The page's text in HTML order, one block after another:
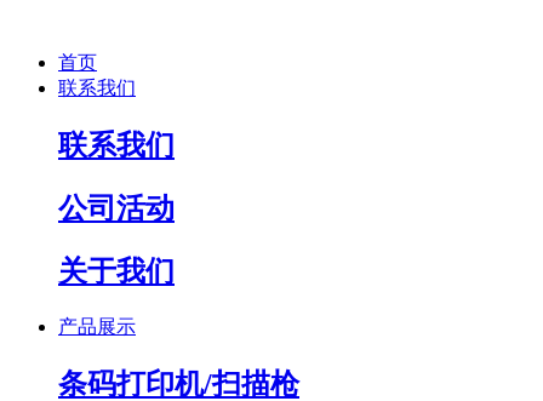
首页
联系我们
联系我们
公司活动
关于我们
产品展示
条码打印机/扫描枪